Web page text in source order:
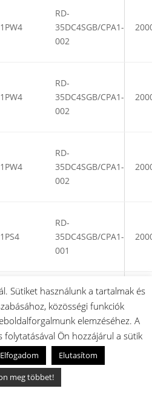
RD-
35DC4SGB/CPA1-
002
RD-
35DC4SGB/CPA1-
002
RD-
35DC4SGB/CPA1-
002
RD-
35DC4SGB/CPA1-
001
RD-
35DC4SGB/CPA1-
001
RD-
001
Sütiket használunk a tartalmak és
közösségi funkciók
elemzéséhez. A
Ön hozzájárul a sütik
Elfogadom
Elutasítom
meg többet!